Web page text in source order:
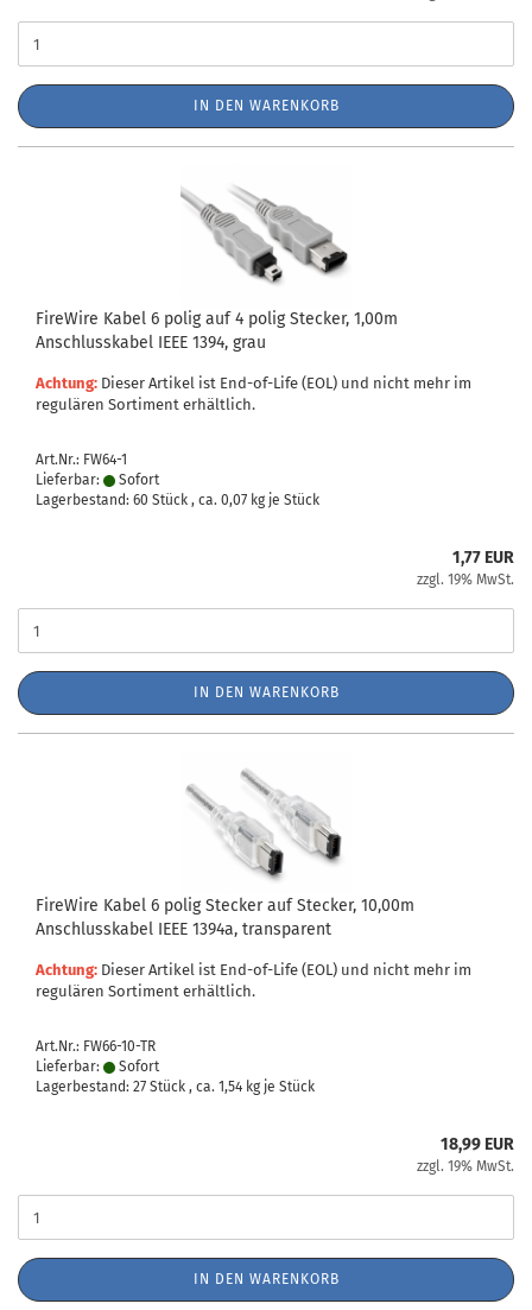
IN DEN WARENKORB
FireWire Kabel 6 polig auf 4 polig Stecker, 1,00m
Anschlusskabel IEEE 1394, grau
Achtung: Dieser Artikel ist End-of-Life (EOL) und nicht mehr im
regulären Sortiment erhältlich.
Art.Nr.: FW64-1
Lieferbar:
Sofort
Lagerbestand: 60 Stück , ca. 0,07 kg je Stück
1,77 EUR
zzgl. 19% MwSt.
IN DEN WARENKORB
FireWire Kabel 6 polig Stecker auf Stecker, 10,00m
Anschlusskabel IEEE 1394a, transparent
Achtung: Dieser Artikel ist End-of-Life (EOL) und nicht mehr im
regulären Sortiment erhältlich.
Art.Nr.: FW66-10-TR
Lieferbar:
Sofort
Lagerbestand: 27 Stück , ca. 1,54 kg je Stück
18,99 EUR
zzgl. 19% MwSt.
IN DEN WARENKORB